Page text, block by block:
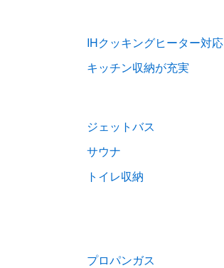
IHクッキングヒーター対応
キッチン収納が充実
ジェットバス
サウナ
トイレ収納
プロパンガス